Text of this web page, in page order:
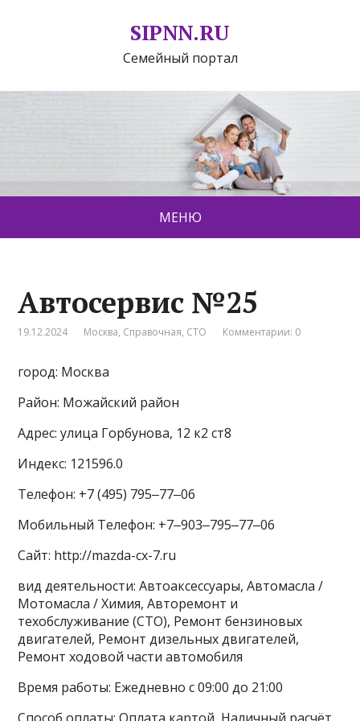
SIPNN.RU
Семейный портал
МЕНЮ
Автосервис №25
19.12.2024 Москва, Справочная, СТО Комментарии: 0
город: Москва
Район: Можайский район
Адрес: улица Горбунова, 12 к2 ст8
Индекс: 121596.0
Телефон: +7 (495) 795‒77‒06
Мобильный Телефон: +7‒903‒795‒77‒06
Сайт: http://mazda-cx-7.ru
вид деятельности: Автоаксессуары, Автомасла /
Мотомасла / Химия, Авторемонт и
техобслуживание (СТО), Ремонт бензиновых
двигателей, Ремонт дизельных двигателей,
Ремонт ходовой части автомобиля
Время работы: Ежедневно с 09:00 до 21:00